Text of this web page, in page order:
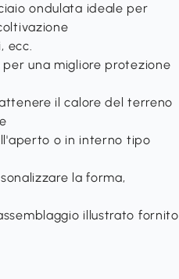
ondulata ideale per
ecc.
per una migliore protezione
il calore del terreno
o in interno tipo
la forma,
illustrato fornito